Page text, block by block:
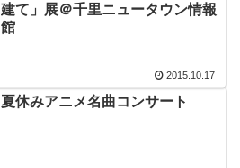
建て」展＠千里ニュータウン情報
館
2015.10.17
夏休みアニメ名曲コンサート